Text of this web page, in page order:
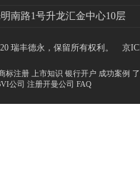
南路1号升龙汇金中心10层
瑞丰德永，保留所有权利。 京
标注册 上市知识 银行开户 成功案例
公司 注册开曼公司 FAQ